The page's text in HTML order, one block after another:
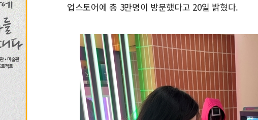
업스토어에 총 3만명이 방문했다고 20일 밝혔다.